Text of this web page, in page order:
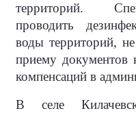
территорий.
проводить
воды территорий, не
приему документов
компенсаций в
В селе